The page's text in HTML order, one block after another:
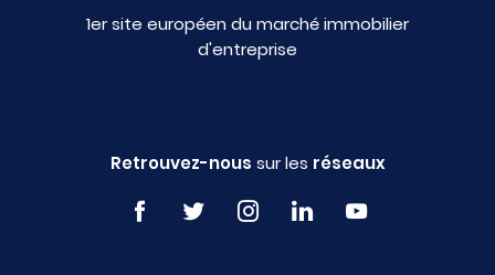
1er site européen du marché immobilier
d'entreprise
Retrouvez-nous sur les réseaux